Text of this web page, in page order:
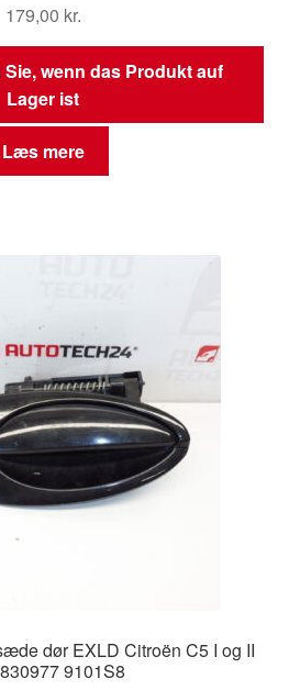
179,00 kr.
wenn das Produkt auf
Lager ist
Læs mere
dør EXLD Citroën C5 I og II
9101S8